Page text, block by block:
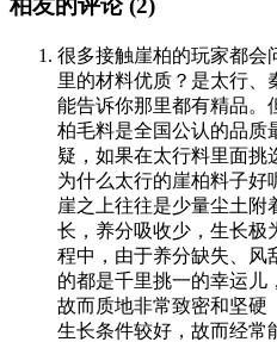
柏友的评论(2)
很多接触崖柏的玩家都会
里的材料优质？是太行、
能告诉你那里都有精品。
柏毛料是全国公认的品质
疑，如果在太行料里面挑
为什么太行的崖柏料子好
崖之上往往是少量尘土附
长，养分吸收少，生长极
程中，由于养分缺失、风
的都是千里挑一的幸运儿
故而质地非常致密和坚硬
生长条件较好，故而经常